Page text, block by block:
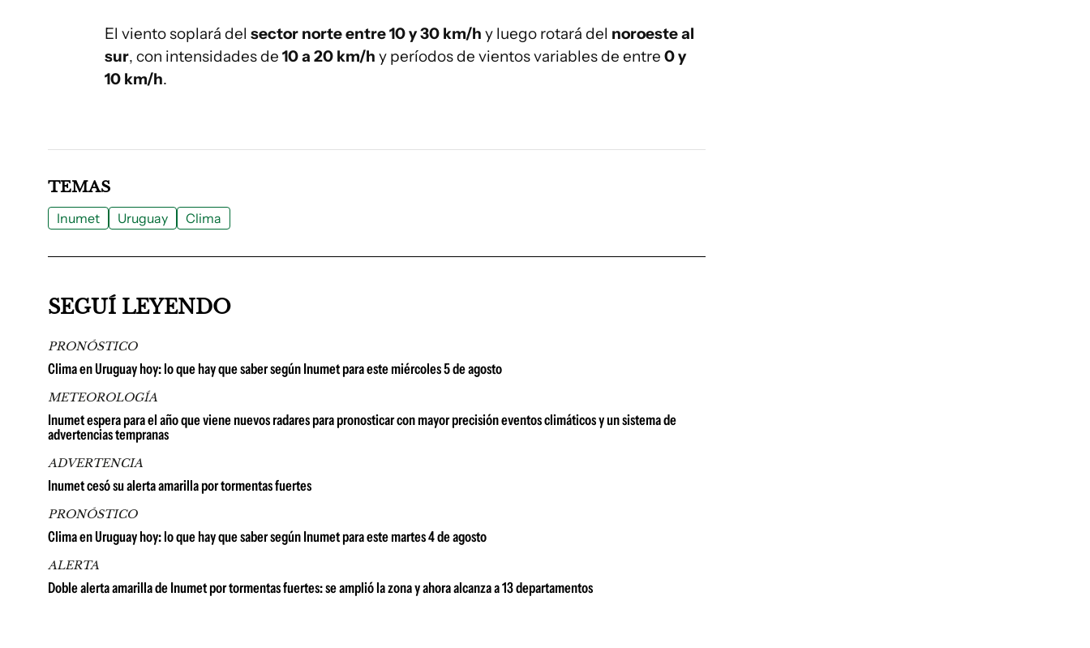
El viento soplará del sector norte entre 10 y 30 km/h y luego rotará del noroeste al
sur, con intensidades de 10 a 20 km/h y períodos de vientos variables de entre 0 y
10 km/h.
TEMAS
Inumet Uruguay Clima
SEGUÍ LEYENDO
PRONÓSTICO
Clima en Uruguay hoy: lo que hay que saber según Inumet para este miércoles 5 de agosto
METEOROLOGÍA
Inumet espera para el año que viene nuevos radares para pronosticar con mayor precisión eventos climáticos y un sistema de
advertencias tempranas
ADVERTENCIA
Inumet cesó su alerta amarilla por tormentas fuertes
PRONÓSTICO
Clima en Uruguay hoy: lo que hay que saber según Inumet para este martes 4 de agosto
ALERTA
Doble alerta amarilla de Inumet por tormentas fuertes: se amplió la zona y ahora alcanza a 13 departamentos